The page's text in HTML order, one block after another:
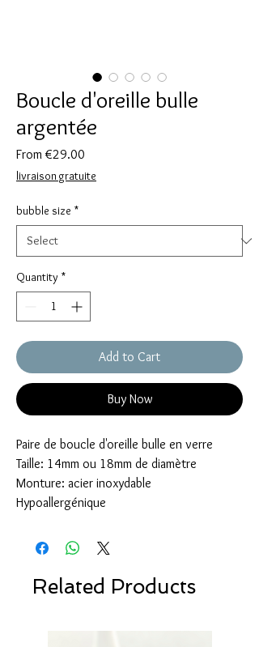
Boucle d'oreille bulle
argentée
From€29.00
Price
livraison gratuite
bubble size *
Quantity *
Add to Cart
Buy Now
Paire de boucle d'oreille bulle en verre
Taille: 14mm ou 18mm de diamètre
Monture: acier inoxydable
Hypoallergénique
Related Products